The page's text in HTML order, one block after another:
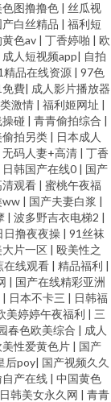
图撸撸色 | 丝瓜视
产白丝精品 | 福利短
色av | 丁香婷啪 | 欧
成人短视频app| 自拍
精品在线资源 | 97色
費| 成人影片播放器
激情 | 福利姬网址 |
碰 | 青青偷拍综合 |
拍另类 | 日本成人
无码人妻+高清 | 丁香
日韩国产在线0 | 国产
清观看 | 蜜桃午夜福
ww | 国产夫妻白浆 |
| 波多野吉衣电梯2 |
日撸夜夜操 | 91丝袜
片一区 | 殴美性之
在线观看 | 精品福利 |
| 国产在线精彩亚洲
| 日本不卡三 | 日韩福
美婷婷午夜福利 | 三
春色欧美综合 | 成人
美性爱黄色片 | 国产
后poy| 国产视频久久
产在线 | 中国黄色
日韩美女永久网 | 青青